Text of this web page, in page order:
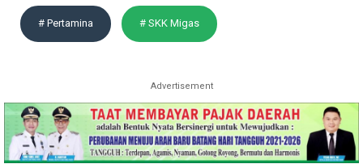
# Pertamina # SKK Migas
Advertisement